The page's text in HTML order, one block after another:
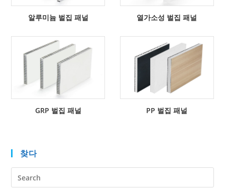
알루미늄 벌집 패널 열가소성 벌집 패널
GRP 벌집 패널 PP 벌집 패널
찾다